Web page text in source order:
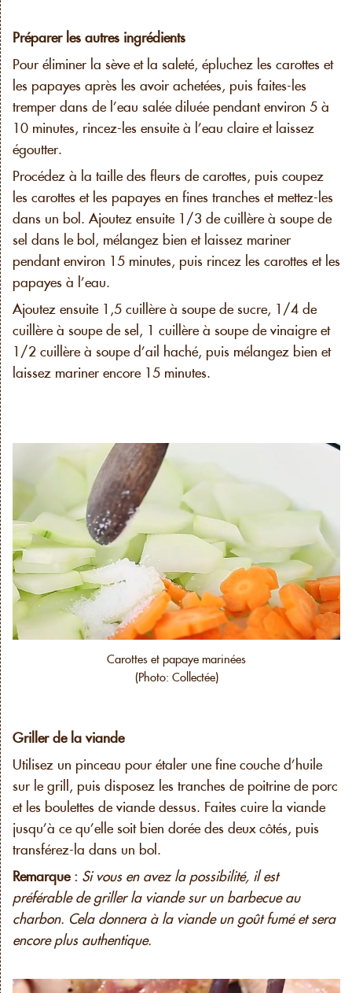
Préparer les autres ingrédients
Pour éliminer la sève et la saleté, épluchez les carottes et
les papayes après les avoir achetées, puis faites-les
tremper dans de l’eau salée diluée pendant environ 5 à
10 minutes, rincez-les ensuite à l’eau claire et laissez
égoutter.
Procédez à la taille des fleurs de carottes, puis coupez
les carottes et les papayes en fines tranches et mettez-les
dans un bol. Ajoutez ensuite 1/3 de cuillère à soupe de
sel dans le bol, mélangez bien et laissez mariner
pendant environ 15 minutes, puis rincez les carottes et les
papayes à l’eau.
Ajoutez ensuite 1,5 cuillère à soupe de sucre, 1/4 de
cuillère à soupe de sel, 1 cuillère à soupe de vinaigre et
1/2 cuillère à soupe d’ail haché, puis mélangez bien et
laissez mariner encore 15 minutes.
Carottes et papaye marinées
(Photo: Collectée)
Griller de la viande
Utilisez un pinceau pour étaler une fine couche d’huile
sur le grill, puis disposez les tranches de poitrine de porc
et les boulettes de viande dessus. Faites cuire la viande
jusqu’à ce qu’elle soit bien dorée des deux côtés, puis
transférez-la dans un bol.
Remarque : Si vous en avez la possibilité, il est
préférable de griller la viande sur un barbecue au
charbon. Cela donnera à la viande un goût fumé et sera
encore plus authentique.